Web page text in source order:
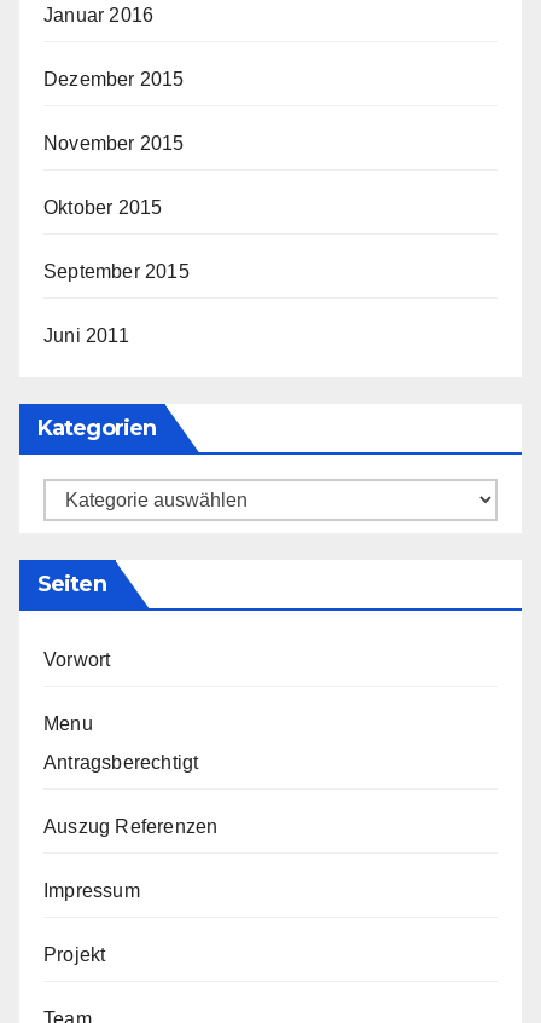
Januar 2016
Dezember 2015
November 2015
Oktober 2015
September 2015
Juni 2011
Kategorien
Kategorien
Seiten
Vorwort
Menu
Antragsberechtigt
Auszug Referenzen
Impressum
Projekt
Team